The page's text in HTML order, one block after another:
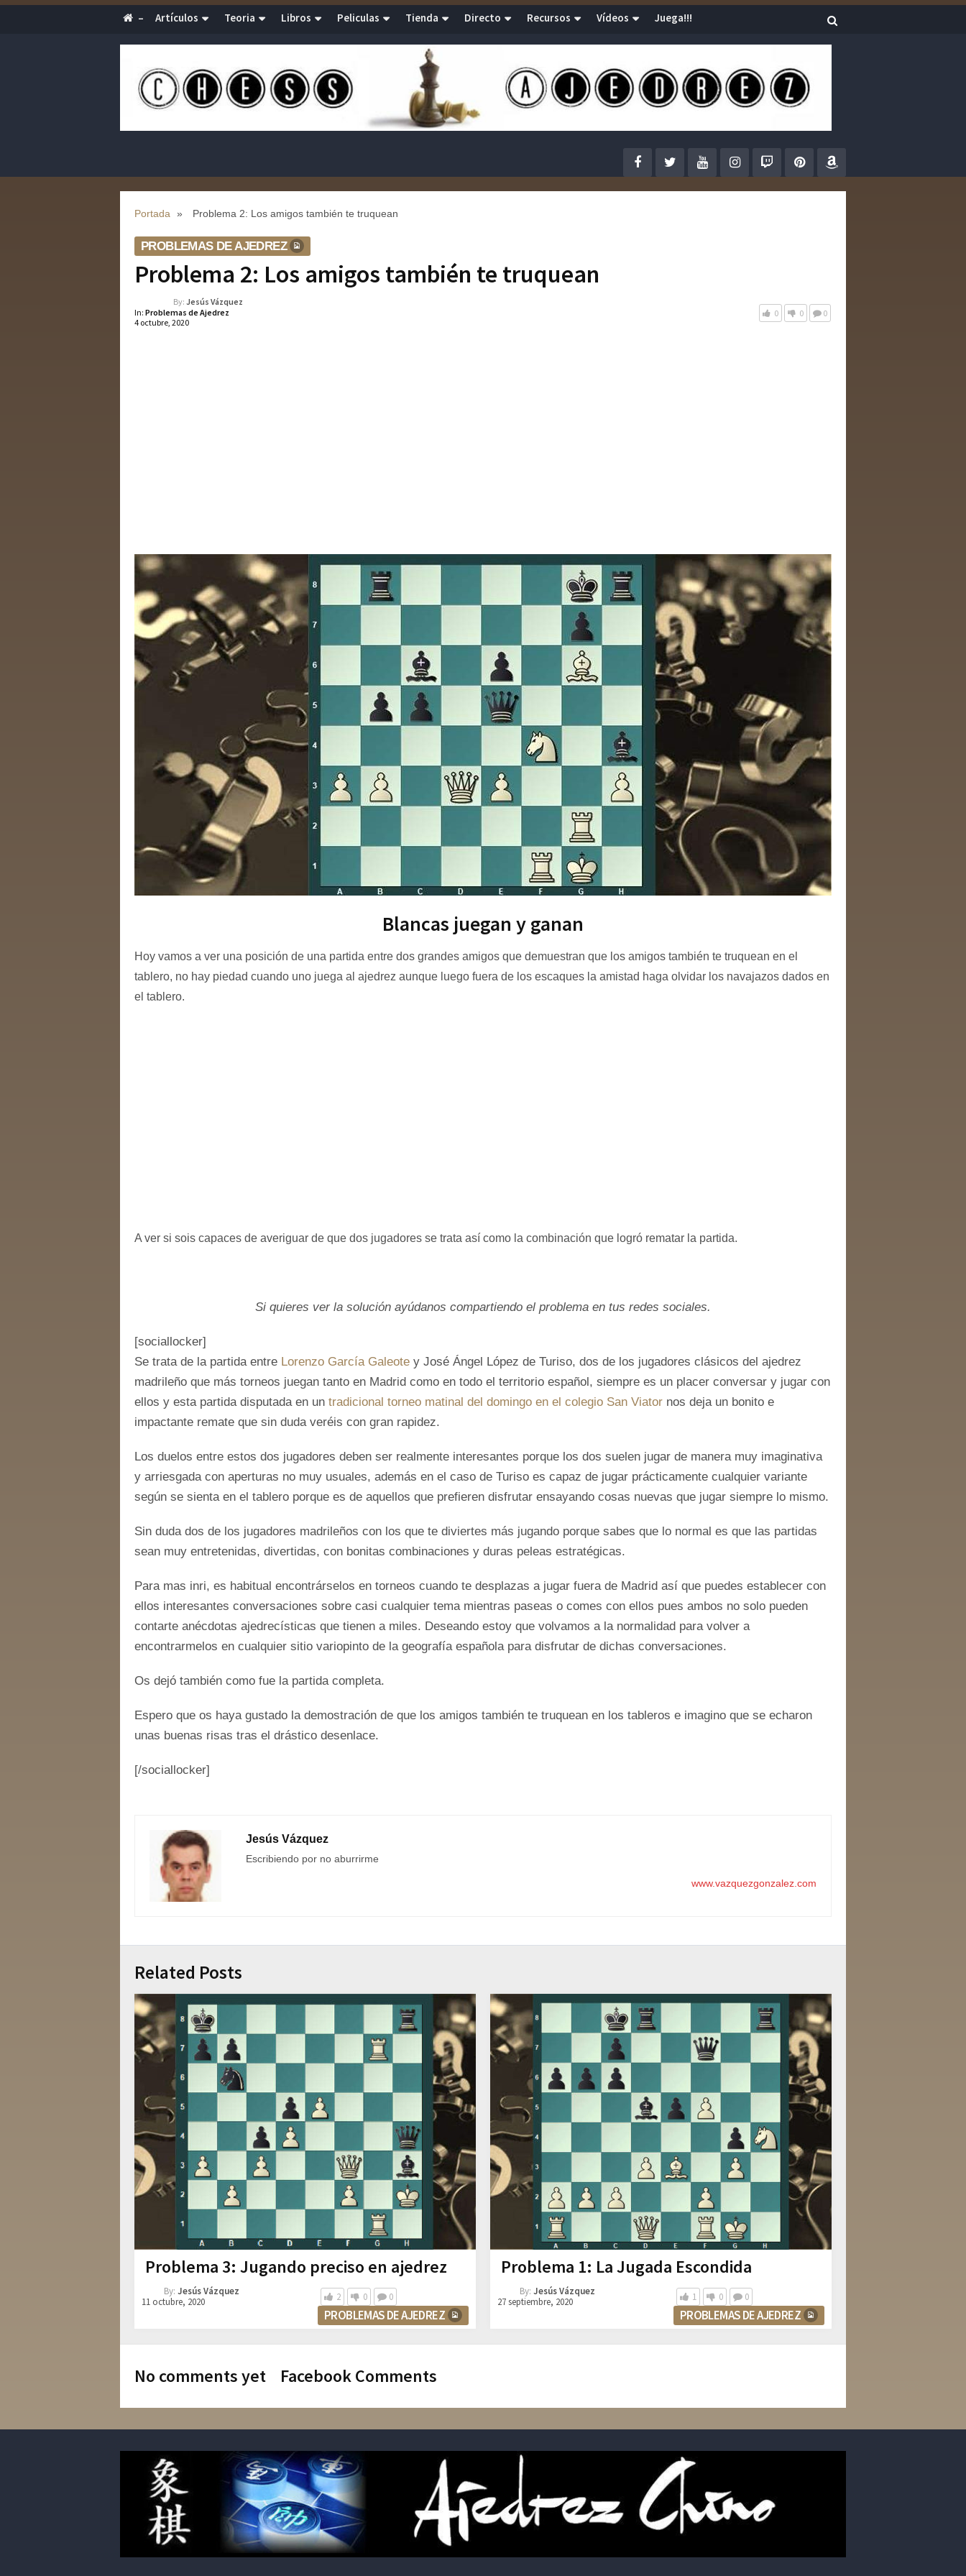
– Artículos Teoria Libros Peliculas Tienda Directo Recursos Vídeos Juega!!!
Portada » Problema 2: Los amigos también te truquean
PROBLEMAS DE AJEDREZ
Problema 2: Los amigos también te truquean
By: Jesús Vázquez
In: Problemas de Ajedrez
4 octubre, 2020
0 0 0
Blancas juegan y ganan
Hoy vamos a ver una posición de una partida entre dos grandes amigos que demuestran que los amigos también te truquean en el
tablero, no hay piedad cuando uno juega al ajedrez aunque luego fuera de los escaques la amistad haga olvidar los navajazos dados en
el tablero.
A ver si sois capaces de averiguar de que dos jugadores se trata así como la combinación que logró rematar la partida.
Si quieres ver la solución ayúdanos compartiendo el problema en tus redes sociales.
[sociallocker]
Se trata de la partida entre Lorenzo García Galeote y José Ángel López de Turiso, dos de los jugadores clásicos del ajedrez
madrileño que más torneos juegan tanto en Madrid como en todo el territorio español, siempre es un placer conversar y jugar con
ellos y esta partida disputada en un tradicional torneo matinal del domingo en el colegio San Viator nos deja un bonito e
impactante remate que sin duda veréis con gran rapidez.
Los duelos entre estos dos jugadores deben ser realmente interesantes porque los dos suelen jugar de manera muy imaginativa
y arriesgada con aperturas no muy usuales, además en el caso de Turiso es capaz de jugar prácticamente cualquier variante
según se sienta en el tablero porque es de aquellos que prefieren disfrutar ensayando cosas nuevas que jugar siempre lo mismo.
Sin duda dos de los jugadores madrileños con los que te diviertes más jugando porque sabes que lo normal es que las partidas
sean muy entretenidas, divertidas, con bonitas combinaciones y duras peleas estratégicas.
Para mas inri, es habitual encontrárselos en torneos cuando te desplazas a jugar fuera de Madrid así que puedes establecer con
ellos interesantes conversaciones sobre casi cualquier tema mientras paseas o comes con ellos pues ambos no solo pueden
contarte anécdotas ajedrecísticas que tienen a miles. Deseando estoy que volvamos a la normalidad para volver a
encontrarmelos en cualquier sitio variopinto de la geografía española para disfrutar de dichas conversaciones.
Os dejó también como fue la partida completa.
Espero que os haya gustado la demostración de que los amigos también te truquean en los tableros e imagino que se echaron
unas buenas risas tras el drástico desenlace.
[/sociallocker]
Jesús Vázquez
Escribiendo por no aburrirme
www.vazquezgonzalez.com
Related Posts
Problema 3: Jugando preciso en ajedrez
By: Jesús Vázquez
11 octubre, 2020
2 0 0
PROBLEMAS DE AJEDREZ
Problema 1: La Jugada Escondida
By: Jesús Vázquez
27 septiembre, 2020
1 0 0
PROBLEMAS DE AJEDREZ
No comments yet Facebook Comments